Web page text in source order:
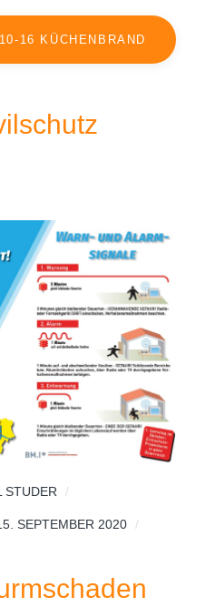
16 KÜCHENBRAND
STUDER
SEPTEMBER 2020